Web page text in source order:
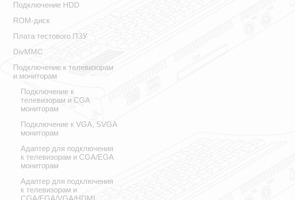
Подключение HDD
ROM-диск
Плата тестового ПЗУ
DivMMC
Подключение к телевизорам
и мониторам
Подключение к
телевизорам и CGA
мониторам
Подключение к VGA, SVGA
мониторам
Адаптер для подключения
к телевизорам и CGA/EGA
мониторам
Адаптер для подключения
к телевизорам и
CGA/EGA/VGA/HDMI